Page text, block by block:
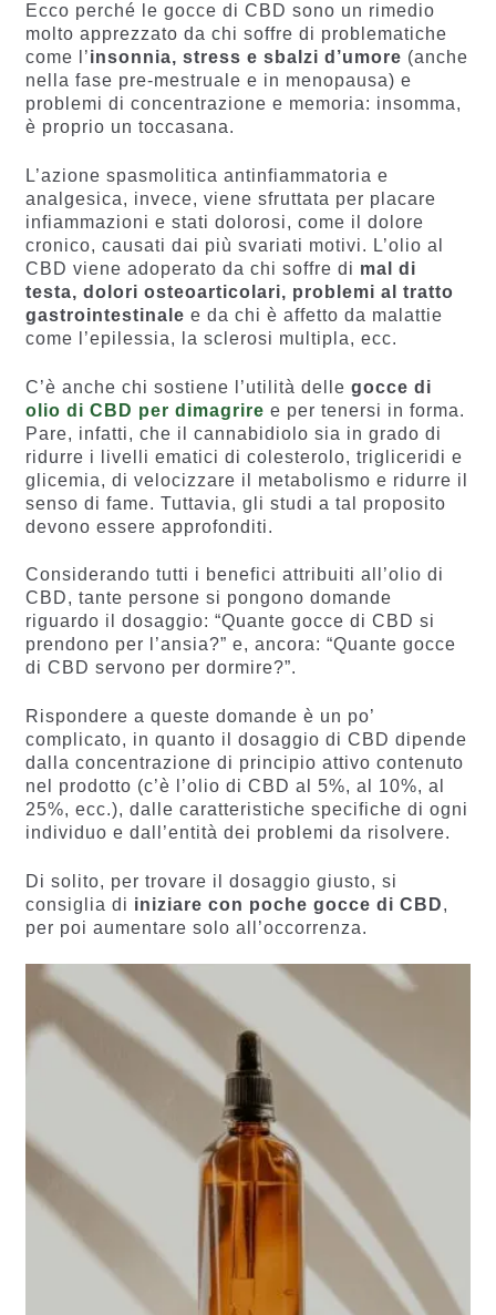
Ecco perché le gocce di CBD sono un rimedio
molto apprezzato da chi soffre di problematiche
come l’insonnia, stress e sbalzi d’umore (anche
nella fase pre-mestruale e in menopausa) e
problemi di concentrazione e memoria: insomma,
è proprio un toccasana.
L’azione spasmolitica antinfiammatoria e
analgesica, invece, viene sfruttata per placare
infiammazioni e stati dolorosi, come il dolore
cronico, causati dai più svariati motivi. L’olio al
CBD viene adoperato da chi soffre di mal di
testa, dolori osteoarticolari, problemi al tratto
gastrointestinale e da chi è affetto da malattie
come l’epilessia, la sclerosi multipla, ecc.
C’è anche chi sostiene l’utilità delle gocce di
olio di CBD per dimagrire e per tenersi in forma.
Pare, infatti, che il cannabidiolo sia in grado di
ridurre i livelli ematici di colesterolo, trigliceridi e
glicemia, di velocizzare il metabolismo e ridurre il
senso di fame. Tuttavia, gli studi a tal proposito
devono essere approfonditi.
Considerando tutti i benefici attribuiti all’olio di
CBD, tante persone si pongono domande
riguardo il dosaggio: “Quante gocce di CBD si
prendono per l’ansia?” e, ancora: “Quante gocce
di CBD servono per dormire?”.
Rispondere a queste domande è un po’
complicato, in quanto il dosaggio di CBD dipende
dalla concentrazione di principio attivo contenuto
nel prodotto (c’è l’olio di CBD al 5%, al 10%, al
25%, ecc.), dalle caratteristiche specifiche di ogni
individuo e dall’entità dei problemi da risolvere.
Di solito, per trovare il dosaggio giusto, si
consiglia di iniziare con poche gocce di CBD,
per poi aumentare solo all’occorrenza.